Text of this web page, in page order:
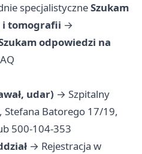
specjalistyczneSzukam
i tomografii →
odpowiedzi na
udar) → Szpitalny
Stefana Batorego 17/19,
500-104-353
→ Rejestracja w